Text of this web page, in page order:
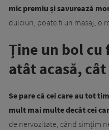
mic premiu și savurează
dulciuri, poate fi un masaj, o
Ține un bol
atât acasă,
Se pare că cei care au tot
mult mai multe decât cei
de nervozitate, când simțim